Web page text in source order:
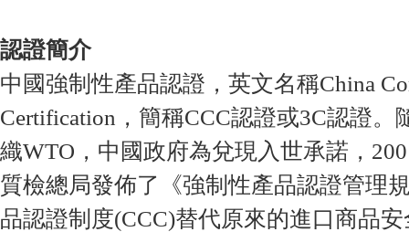
認證簡介
中國強制性產品認證，英文名稱China
Certification，簡稱CCC認證或3C認證。
織WTO，中國政府為兌現入世承諾，
質檢總局發佈了《強制性產品認證管理
品認證制度(CCC)替代原來的進口商品